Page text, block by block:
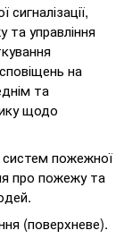
та управління
на
та
щодо
систем пожежної
про пожежу та
(поверхневе).